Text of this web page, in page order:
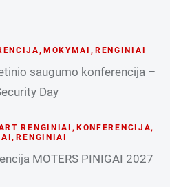
, MOKYMAI , RENGINIAI
saugumo konferencija –
Day
RENGINIAI , KONFERENCIJA,
,RENGINIAI
MOTERS PINIGAI 2027